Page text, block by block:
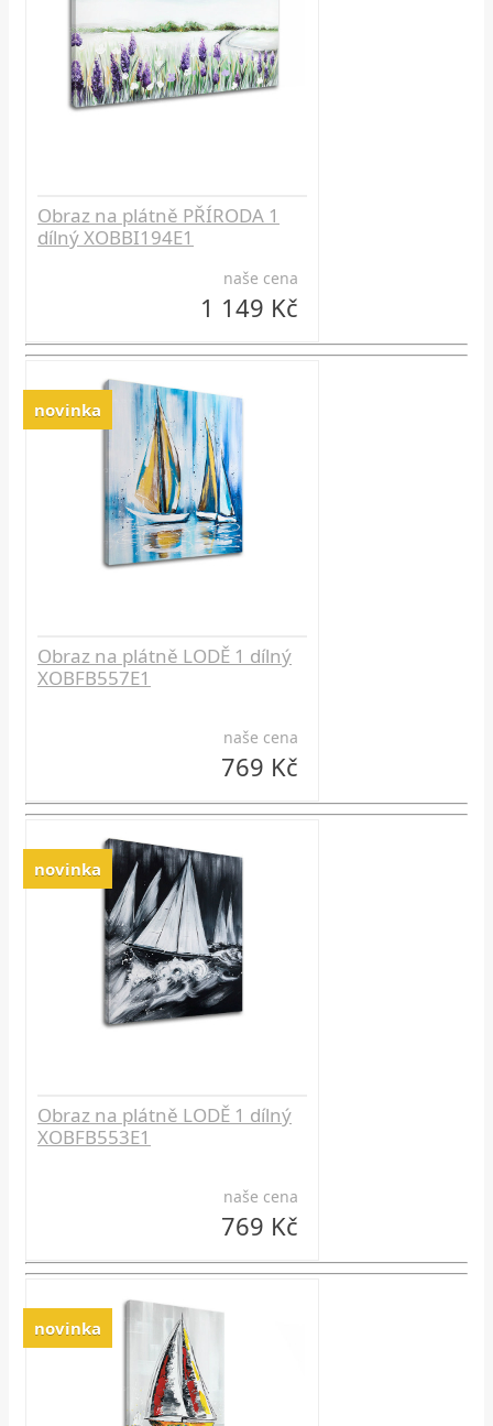
Obraz na plátně PŘÍRODA 1
dílný XOBBI194E1
naše cena
1 149 Kč
Obraz na plátně LODĚ 1 dílný
XOBFB557E1
naše cena
769 Kč
novinka
Obraz na plátně LODĚ 1 dílný
XOBFB553E1
naše cena
769 Kč
novinka
novinka